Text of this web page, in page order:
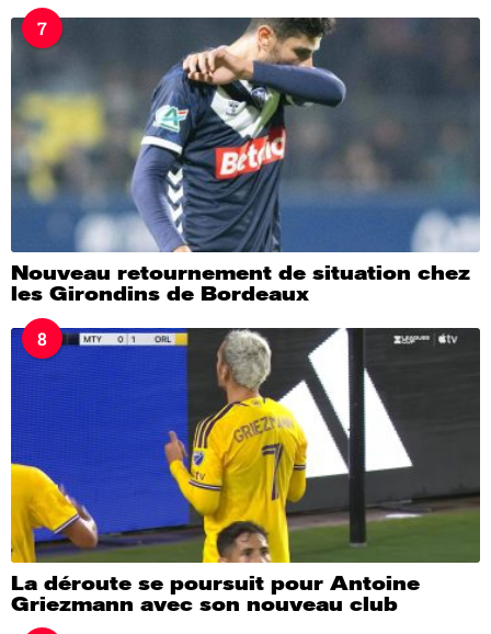
7
Nouveau retournement de situation chez
les Girondins de Bordeaux
8
La déroute se poursuit pour Antoine
Griezmann avec son nouveau club